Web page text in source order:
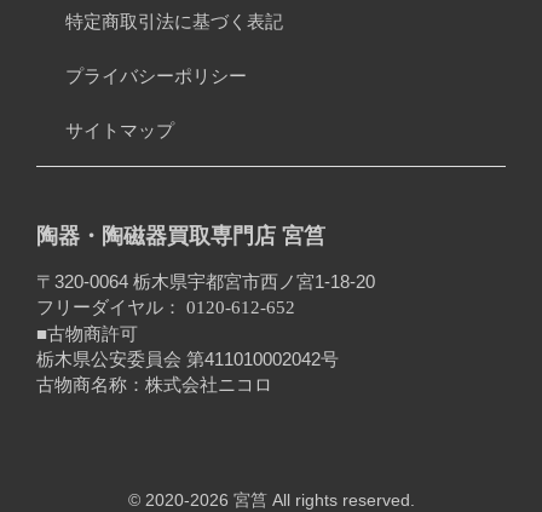
特定商取引法に基づく表記
プライバシーポリシー
サイトマップ
陶器・陶磁器買取専門店 宮筥
〒320-0064 栃木県宇都宮市西ノ宮1-18-20
フリーダイヤル： 0120-612-652
■古物商許可
栃木県公安委員会 第411010002042号
古物商名称：株式会社ニコロ
© 2020-2026 宮筥 All rights reserved.